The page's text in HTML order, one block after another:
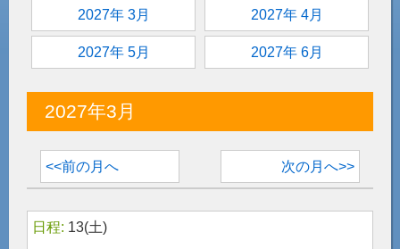
2027年 3月 2027年 4月
2027年 5月 2027年 6月
2027年3月
<<前の月へ 次の月へ>>
13(土)